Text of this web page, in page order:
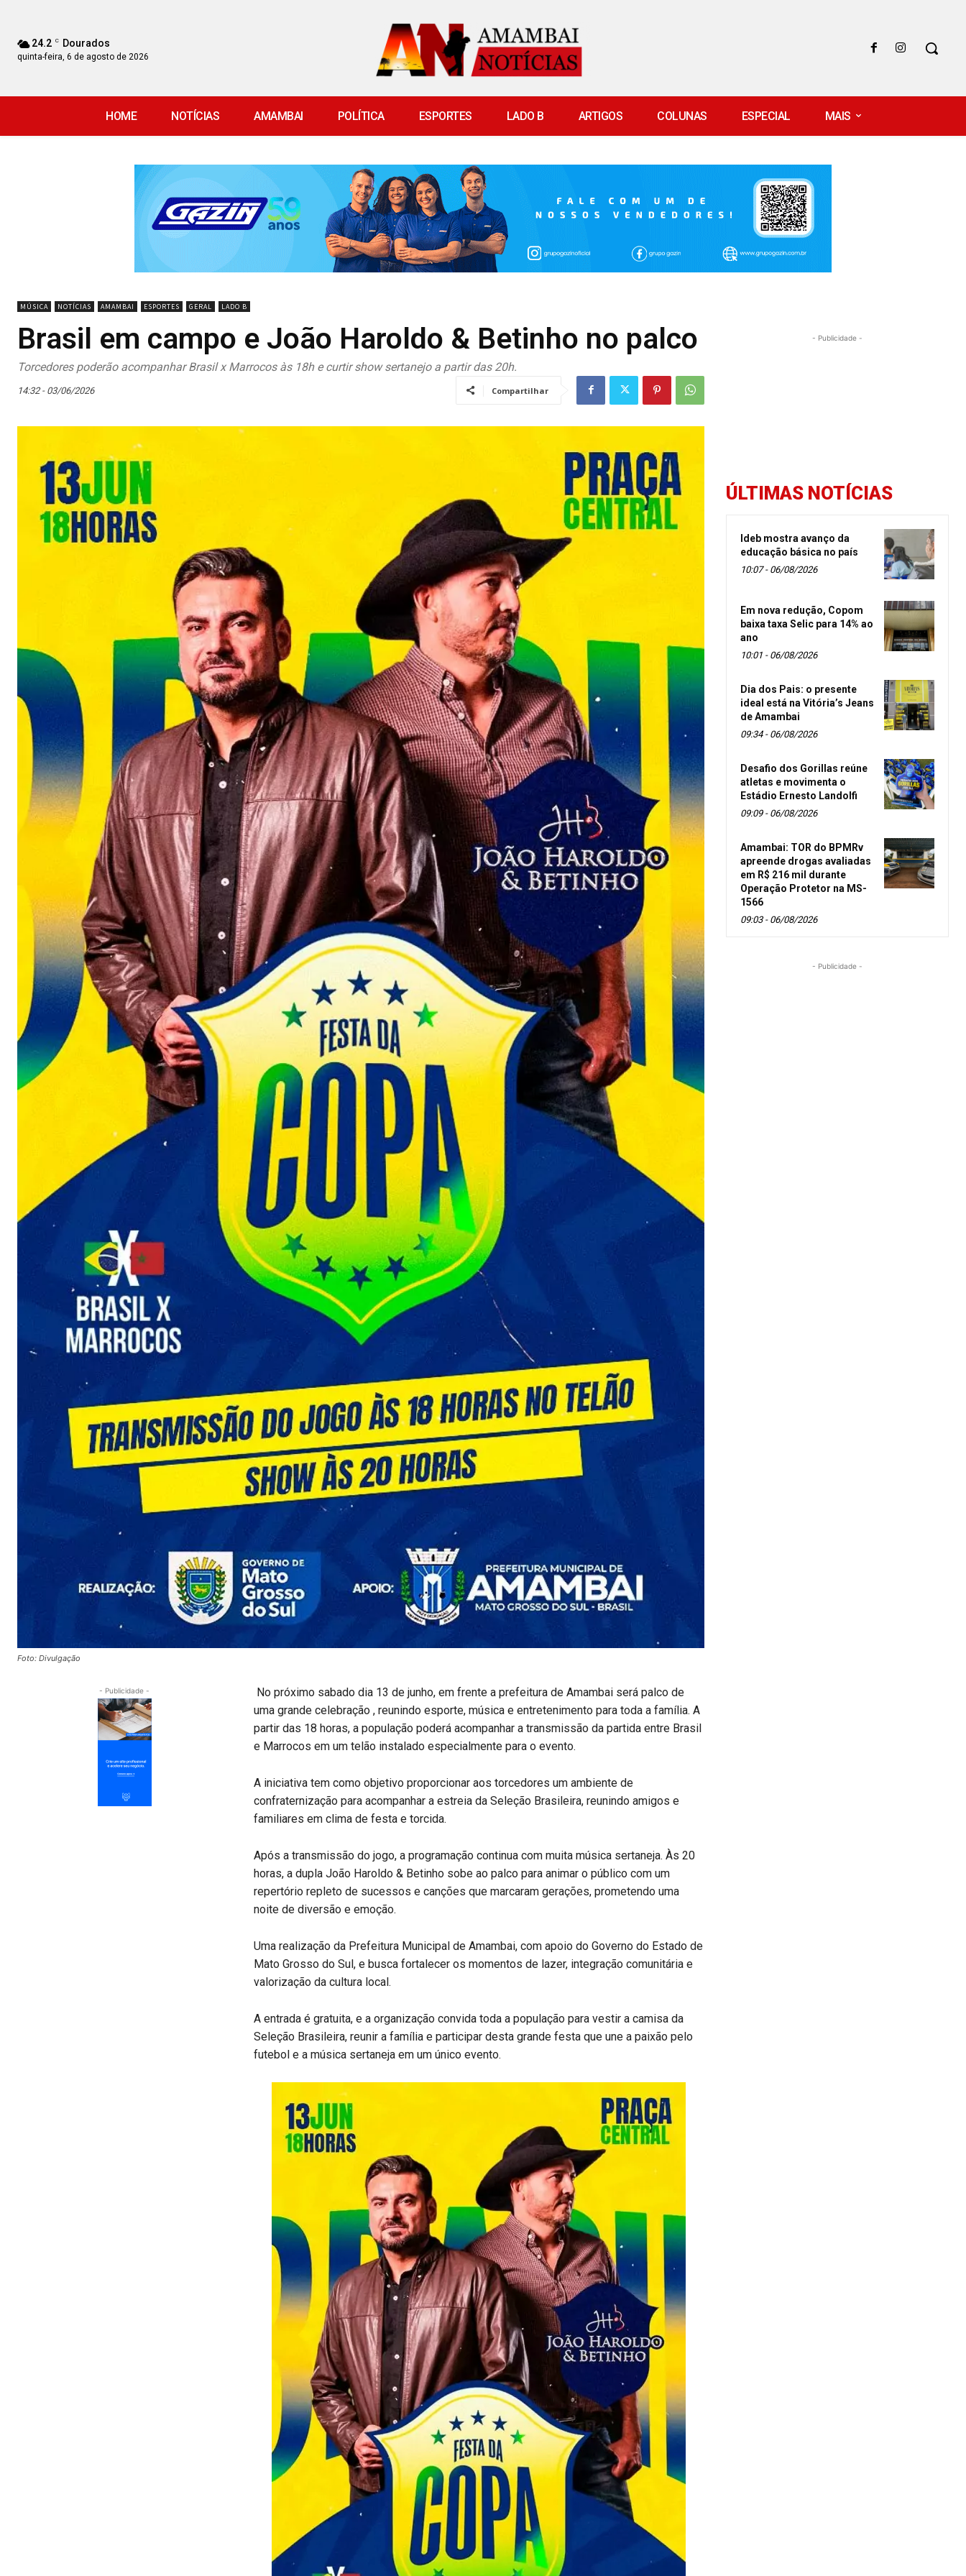
24.2 C Dourados
quinta-feira, 6 de agosto de 2026
HOME NOTÍCIAS AMAMBAI POLÍTICA ESPORTES LADO B ARTIGOS COLUNAS ESPECIAL MAIS
MÚSICA NOTÍCIAS AMAMBAI ESPORTES GERAL LADO B
Brasil em campo e João Haroldo & Betinho no palco
Torcedores poderão acompanhar Brasil x Marrocos às 18h e curtir show sertanejo a partir das 20h.
14:32 - 03/06/2026 Compartilhar
Foto: Divulgação
- Publicidade -
No próximo sabado dia 13 de junho, em frente a prefeitura de Amambai será palco de
uma grande celebração , reunindo esporte, música e entretenimento para toda a família. A
partir das 18 horas, a população poderá acompanhar a transmissão da partida entre Brasil
e Marrocos em um telão instalado especialmente para o evento.
A iniciativa tem como objetivo proporcionar aos torcedores um ambiente de
confraternização para acompanhar a estreia da Seleção Brasileira, reunindo amigos e
familiares em clima de festa e torcida.
Após a transmissão do jogo, a programação continua com muita música sertaneja. Às 20
horas, a dupla João Haroldo & Betinho sobe ao palco para animar o público com um
repertório repleto de sucessos e canções que marcaram gerações, prometendo uma
noite de diversão e emoção.
Uma realização da Prefeitura Municipal de Amambai, com apoio do Governo do Estado de
Mato Grosso do Sul, e busca fortalecer os momentos de lazer, integração comunitária e
valorização da cultura local.
A entrada é gratuita, e a organização convida toda a população para vestir a camisa da
Seleção Brasileira, reunir a família e participar desta grande festa que une a paixão pelo
futebol e a música sertaneja em um único evento.
- Publicidade -
ÚLTIMAS NOTÍCIAS
Ideb mostra avanço da
educação básica no país
10:07 - 06/08/2026
Em nova redução, Copom
baixa taxa Selic para 14% ao
ano
10:01 - 06/08/2026
Dia dos Pais: o presente
ideal está na Vitória’s Jeans
de Amambai
09:34 - 06/08/2026
Desafio dos Gorillas reúne
atletas e movimenta o
Estádio Ernesto Landolfi
09:09 - 06/08/2026
Amambai: TOR do BPMRv
apreende drogas avaliadas
em R$ 216 mil durante
Operação Protetor na MS-
1566
09:03 - 06/08/2026
- Publicidade -